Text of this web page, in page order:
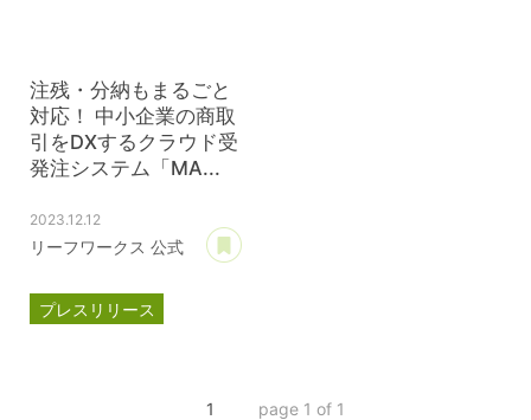
注残・分納もまるごと
対応！ 中小企業の商取
引をDXするクラウド受
発注システム「MA...
2023.12.12
リーフワークス 公式
プレスリリース
1 page 1 of 1